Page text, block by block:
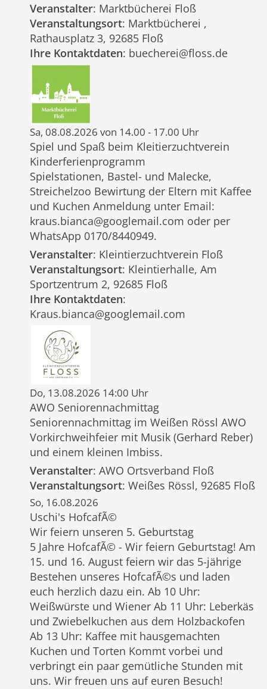
Veranstalter: Marktbücherei Floß
Veranstaltungsort: Marktbücherei ,
Rathausplatz 3, 92685 Floß
Ihre Kontaktdaten: buecherei@floss.de
Sa, 08.08.2026 von 14.00 - 17.00 Uhr
Spiel und Spaß beim Kleitierzuchtverein
Kinderferienprogramm
Spielstationen, Bastel- und Malecke,
Streichelzoo Bewirtung der Eltern mit Kaffee
und Kuchen Anmeldung unter Email:
kraus.bianca@googlemail.com oder per
WhatsApp 0170/8440949.
Veranstalter: Kleintierzuchtverein Floß
Veranstaltungsort: Kleintierhalle, Am
Sportzentrum 2, 92685 Floß
Ihre Kontaktdaten:
Kraus.bianca@googlemail.com
Do, 13.08.2026 14:00 Uhr
AWO Seniorennachmittag
Seniorennachmittag im Weißen Rössl AWO
Vorkirchweihfeier mit Musik (Gerhard Reber)
und einem kleinen Imbiss.
Veranstalter: AWO Ortsverband Floß
Veranstaltungsort: Weißes Rössl, 92685 Floß
So, 16.08.2026
Uschi's HofcafÃ©
Wir feiern unseren 5. Geburtstag
5 Jahre HofcafÃ© - Wir feiern Geburtstag! Am
15. und 16. August feiern wir das 5-jährige
Bestehen unseres HofcafÃ©s und laden
euch herzlich dazu ein. Ab 10 Uhr:
Weißwürste und Wiener Ab 11 Uhr: Leberkäs
und Zwiebelkuchen aus dem Holzbackofen
Ab 13 Uhr: Kaffee mit hausgemachten
Kuchen und Torten Kommt vorbei und
verbringt ein paar gemütliche Stunden mit
uns. Wir freuen uns auf euren Besuch!